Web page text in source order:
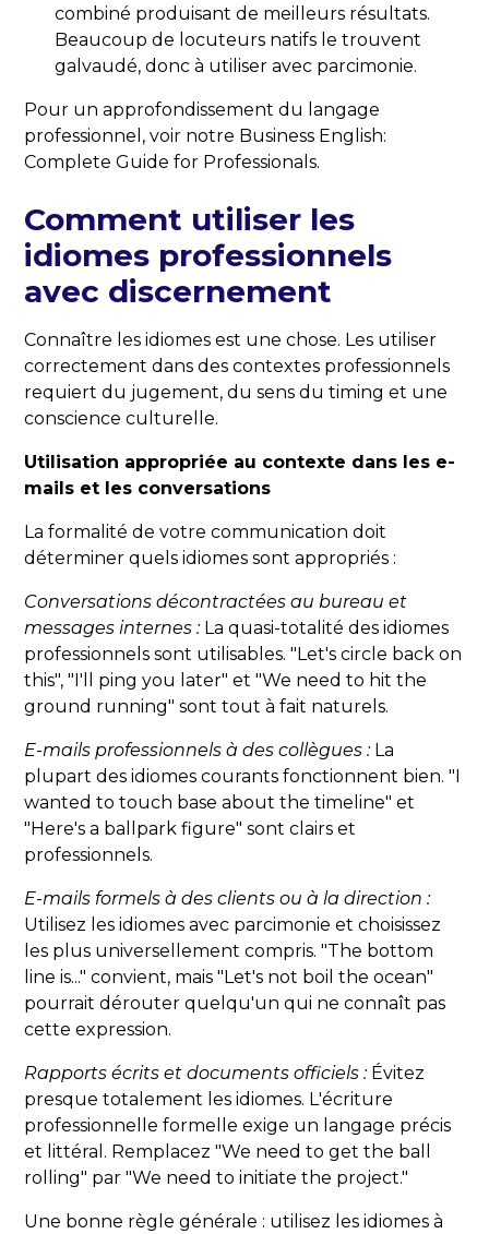
combiné produisant de meilleurs résultats.
Beaucoup de locuteurs natifs le trouvent
galvaudé, donc à utiliser avec parcimonie.
Pour un approfondissement du langage
professionnel, voir notre Business English:
Complete Guide for Professionals.
Comment utiliser les
idiomes professionnels
avec discernement
Connaître les idiomes est une chose. Les utiliser
correctement dans des contextes professionnels
requiert du jugement, du sens du timing et une
conscience culturelle.
Utilisation appropriée au contexte dans les e-
mails et les conversations
La formalité de votre communication doit
déterminer quels idiomes sont appropriés :
Conversations décontractées au bureau et
messages internes :La quasi-totalité des idiomes
professionnels sont utilisables. "Let's circle back on
this", "I'll ping you later" et "We need to hit the
ground running" sont tout à fait naturels.
E-mails professionnels à des collègues :La
plupart des idiomes courants fonctionnent bien. "I
wanted to touch base about the timeline" et
"Here's a ballpark figure" sont clairs et
professionnels.
E-mails formels à des clients ou à la direction :
Utilisez les idiomes avec parcimonie et choisissez
les plus universellement compris. "The bottom
line is..." convient, mais "Let's not boil the ocean"
pourrait dérouter quelqu'un qui ne connaît pas
cette expression.
Rapports écrits et documents officiels :Évitez
presque totalement les idiomes. L'écriture
professionnelle formelle exige un langage précis
et littéral. Remplacez "We need to get the ball
rolling" par "We need to initiate the project."
Une bonne règle générale : utilisez les idiomes à